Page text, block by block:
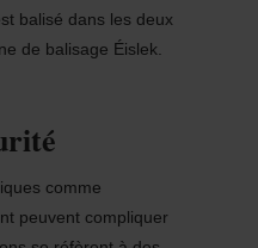
balisé dans les deux
de balisage Éislek.
comme
peuvent compliquer